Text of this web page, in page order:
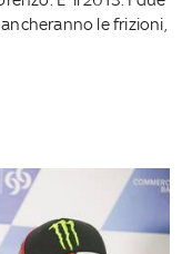
le frizioni,